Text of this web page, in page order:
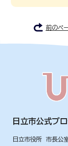
前のペ
日立市公式プ
日立市役所 市長公